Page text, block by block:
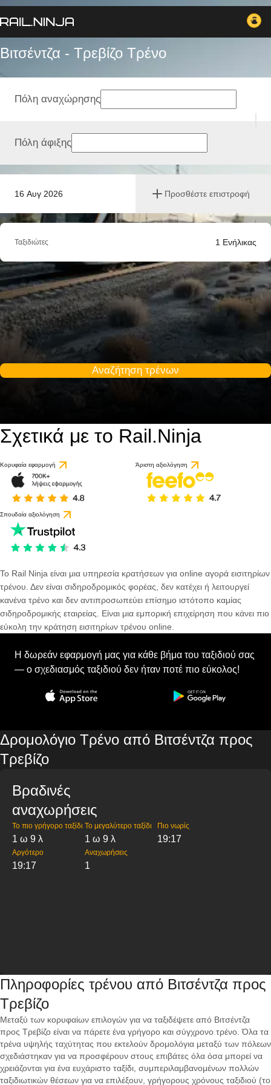
Βιτσέντζα - Τρεβίζο Tρένο
16 Αυγ 2026 Προσθέστε επιστροφή
Πόλη αναχώρησης
Πόλη άφιξης
Ταξιδιώτες 1 Ενήλικας
Αναζήτηση τρένων
Σχετικά με το Rail.Ninja
Κορυφαία εφαρμογή Άριστη αξιολόγηση
Σπουδαία αξιολόγηση
Το Rail Ninja είναι μια υπηρεσία κρατήσεων για online αγορά εισιτηρίων
τρένου. Δεν είναι σιδηροδρομικός φορέας, δεν κατέχει ή λειτουργεί
κανένα τρένο και δεν αντιπροσωπεύει επίσημο ιστότοπο καμίας
σιδηροδρομικής εταιρείας. Είναι μια εμπορική επιχείρηση που κάνει πιο
εύκολη την κράτηση εισιτηρίων τρένου online.
Η δωρεάν εφαρμογή μας για κάθε βήμα του ταξιδιού σας
— ο σχεδιασμός ταξιδιού δεν ήταν ποτέ πιο εύκολος!
Δρομολόγιο Τρένο από Βιτσέντζα προς
Τρεβίζο
Βραδινές
αναχωρήσεις
Το πιο γρήγορο ταξίδι
1 ω 9 λ
Το μεγαλύτερο ταξίδι
1 ω 9 λ
Πιο νωρίς
19:17
Αργότερο
19:17
Αναχωρήσεις
1
Πληροφορίες τρένου από Βιτσέντζα προς
Τρεβίζο
Μεταξύ των κορυφαίων επιλογών για να ταξιδέψετε από Βιτσέντζα
προς Τρεβίζο είναι να πάρετε ένα γρήγορο και σύγχρονο τρένο. Όλα τα
τρένα υψηλής ταχύτητας που εκτελούν δρομολόγια μεταξύ των πόλεων
σχεδιάστηκαν για να προσφέρουν στους επιβάτες όλα όσα μπορεί να
χρειάζονται για ένα ευχάριστο ταξίδι, συμπεριλαμβανομένων πολλών
ταξιδιωτικών θέσεων για να επιλέξουν, γρήγορους χρόνους ταξιδιού (το